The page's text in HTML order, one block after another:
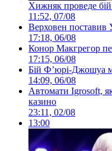
Хижняк проведе
11:52, 07/08
Верховен поставив
17:18, 06/08
Конор Макгрегор
17:15, 06/08
Бій Ф’юрі-Джошуа
14:09, 06/08
Автомати Igrosoft,
казино
23:11, 02/08
13:00